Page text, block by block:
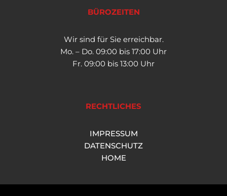
BÜROZEITEN
Wir sind für Sie erreichbar.
Mo. – Do. 09:00 bis 17:00 Uhr
Fr. 09:00 bis 13:00 Uhr
RECHTLICHES
IMPRESSUM
DATENSCHUTZ
HOME